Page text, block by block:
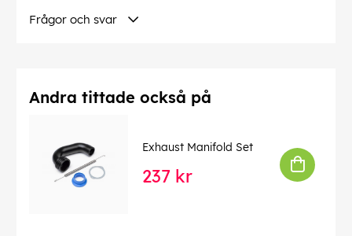
Frågor och svar
Andra tittade också på
Exhaust Manifold Set
237 kr